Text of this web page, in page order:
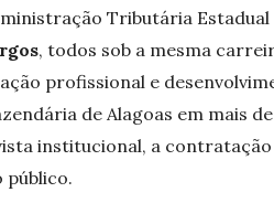
Tributária
, todos sob a mesma
profissional e
de Alagoas em mais
institucional, a
público.